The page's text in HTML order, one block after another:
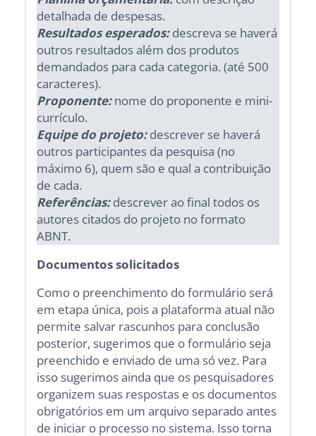
detalhada de despesas.
Resultados esperados:descreva se haverá
outros resultados além dos produtos
demandados para cada categoria. (até 500
caracteres).
Proponente:nome do proponente e mini-
currículo.
Equipe do projeto:descrever se haverá
outros participantes da pesquisa (no
máximo 6), quem são e qual a contribuição
de cada.
Referências:descrever ao final todos os
autores citados do projeto no formato
ABNT.
Documentos solicitados
Como o preenchimento do formulário será
em etapa única, pois a plataforma atual não
permite salvar rascunhos para conclusão
posterior, sugerimos que o formulário seja
preenchido e enviado de uma só vez. Para
isso sugerimos ainda que os pesquisadores
organizem suas respostas e os documentos
obrigatórios em um arquivo separado antes
de iniciar o processo no sistema. Isso torna